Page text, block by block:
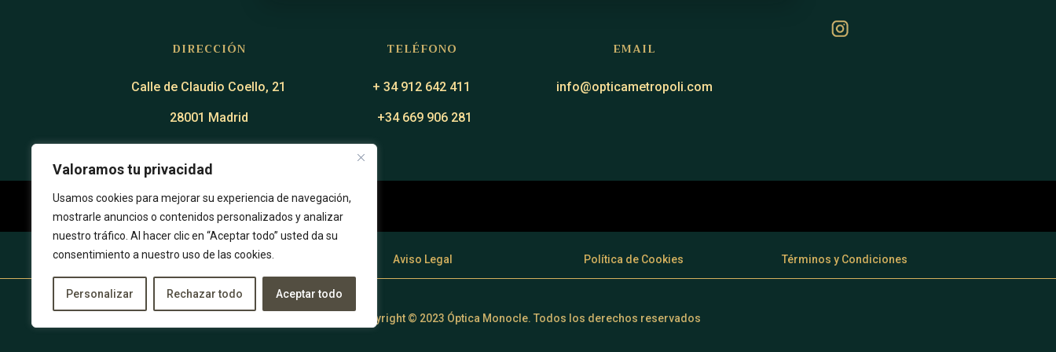
Valoramos tu privacidad
Usamos cookies para mejorar su experiencia de navegación,
mostrarle anuncios o contenidos personalizados y analizar
nuestro tráfico. Al hacer clic en “Aceptar todo” usted da su
consentimiento a nuestro uso de las cookies.
Personalizar Rechazar todo Aceptar todo
DIRECCIÓN
Calle de Claudio Coello, 21
28001 Madrid
TELÉFONO
+ 34 912 642 411
+34 669 906 281
EMAIL
info@opticametropoli.com
Política de Privacidad Aviso Legal Política de Cookies Términos y Condiciones
Copyright © 2023 Óptica Monocle. Todos los derechos reservados